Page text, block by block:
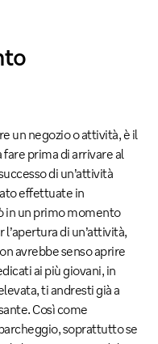
un negozio o attività, è il
prima di arrivare al
di un’attività
effettuate in
in un primo momento
di un’attività,
avrebbe senso aprire
ai più giovani, in
ti andresti già a
Così come
soprattutto se